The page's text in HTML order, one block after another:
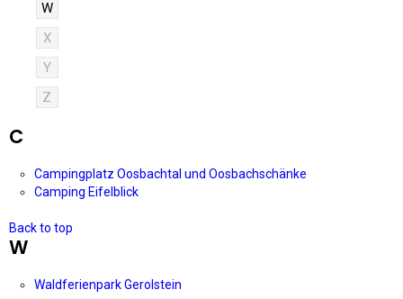
W
X
Y
Z
C
Campingplatz Oosbachtal und Oosbachschänke
Camping Eifelblick
Back to top
W
Waldferienpark Gerolstein